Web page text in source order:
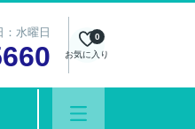
水曜日
お気に入り
0